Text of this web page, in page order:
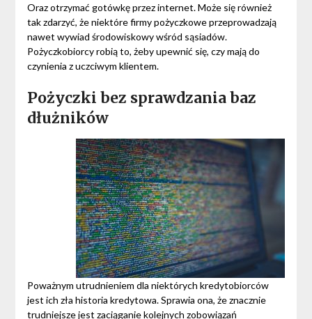
Oraz otrzymać gotówkę przez internet. Może się również
tak zdarzyć, że niektóre firmy pożyczkowe przeprowadzają
nawet wywiad środowiskowy wśród sąsiadów.
Pożyczkobiorcy robią to, żeby upewnić się, czy mają do
czynienia z uczciwym klientem.
Pożyczki bez sprawdzania baz
dłużników
Poważnym utrudnieniem dla niektórych kredytobiorców
jest ich zła historia kredytowa. Sprawia ona, że znacznie
trudniejsze jest zaciąganie kolejnych zobowiązań